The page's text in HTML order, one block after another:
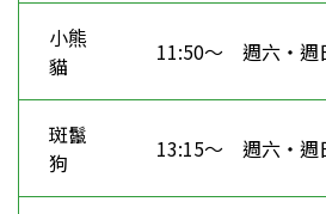
小熊
貓
11:50～ 週六・週
斑鬣
狗
13:15～ 週六・週